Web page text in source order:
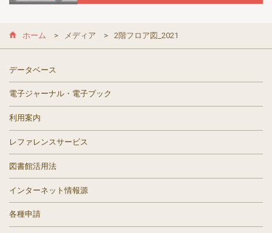
ホーム メディア 2階フロア図_2021
データベース
電子ジャーナル・電子ブック
利用案内
レファレンスサービス
図書館活用法
インターネット情報源
各種申請